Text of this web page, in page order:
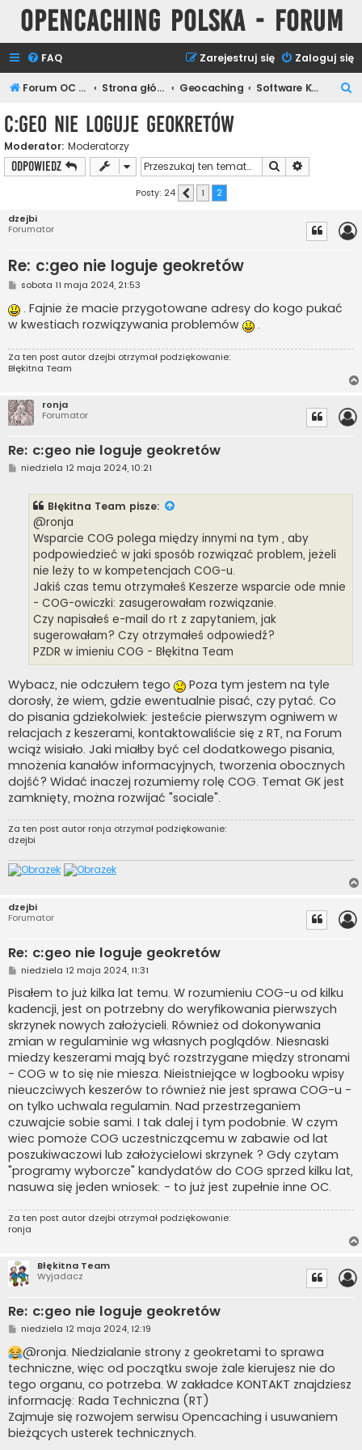
Opencaching Polska - Forum
FAQ Zaloguj się
Zarejestruj się
Forum OC PL Strona główna Geocaching Software Keszera
c:geo nie loguje geokretów
Moderator: Moderatorzy
ODPOWIEDZ Szukaj
Posty: 24 Poprzednia
1
2
dzejbi
Forumator
Re: c:geo nie loguje geokretów
P
s
t
sobota 11 maja 2024, 21:53
. Fajnie że macie przygotowane adresy do kogo pukać
w kwestiach rozwiązywania problemów
.
Za ten post autor dzejbi otrzymał podziękowanie:
Błękitna Team
ronja
Forumator
Re: c:geo nie loguje geokretów
Pniedziela 12 maja 2024, 10:21
Błękitna Team pisze:
@ronja
Wsparcie COG polega między innymi na tym , aby
podpowiedzieć w jaki sposób rozwiązać problem, jeżeli
nie leży to w kompetencjach COG-u.
Jakiś czas temu otrzymałeś Keszerze wsparcie ode mnie
- COG-owiczki: zasugerowałam rozwiązanie.
Czy napisałeś e-mail do rt z zapytaniem, jak
sugerowałam? Czy otrzymałeś odpowiedź?
PZDR w imieniu COG - Błękitna Team
Wybacz, nie odczułem tego
Poza tym jestem na tyle
dorosły, że wiem, gdzie ewentualnie pisać, czy pytać. Co
do pisania gdziekolwiek: jesteście pierwszym ogniwem w
relacjach z keszerami, kontaktowaliście się z RT, na Forum
wciąż wisiało. Jaki miałby być cel dodatkowego pisania,
mnożenia kanałów informacyjnych, tworzenia obocznych
dojść? Widać inaczej rozumiemy rolę COG. Temat GK jest
zamknięty, można rozwijać "sociale".
Za ten post autor ronja otrzymał podziękowanie:
dzejbi
dzejbi
Forumator
Re: c:geo nie loguje geokretów
P
s
t
niedziela 12 maja 2024, 11:31
Pisałem to już kilka lat temu. W rozumieniu COG-u od kilku
kadencji, jest on potrzebny do weryfikowania pierwszych
skrzynek nowych założycieli. Również od dokonywania
zmian w regulaminie wg własnych poglądów. Niesnaski
miedzy keszerami mają być rozstrzygane między stronami
- COG w to się nie miesza. Nieistniejące w logbooku wpisy
nieuczciwych keszerów to również nie jest sprawa COG-u -
on tylko uchwala regulamin. Nad przestrzeganiem
czuwajcie sobie sami. I tak dalej i tym podobnie. W czym
wiec pomoże COG uczestniczącemu w zabawie od lat
poszukiwaczowi lub założycielowi skrzynek ? Gdy czytam
"programy wyborcze" kandydatów do COG sprzed kilku lat,
nasuwa się jeden wniosek: - to już jest zupełnie inne OC.
Za ten post autor dzejbi otrzymał podziękowanie:
ronja
Błękitna Team
Wyjadacz
Re: c:geo nie loguje geokretów
P
s
t
niedziela 12 maja 2024, 12:19
@ronja. Niedzialanie strony z geokretami to sprawa
techniczne, więc od początku swoje żale kierujesz nie do
tego organu, co potrzeba. W zakładce KONTAKT znajdziesz
informację: Rada Techniczna (RT)
Zajmuje się rozwojem serwisu Opencaching i usuwaniem
bieżących usterek technicznych.